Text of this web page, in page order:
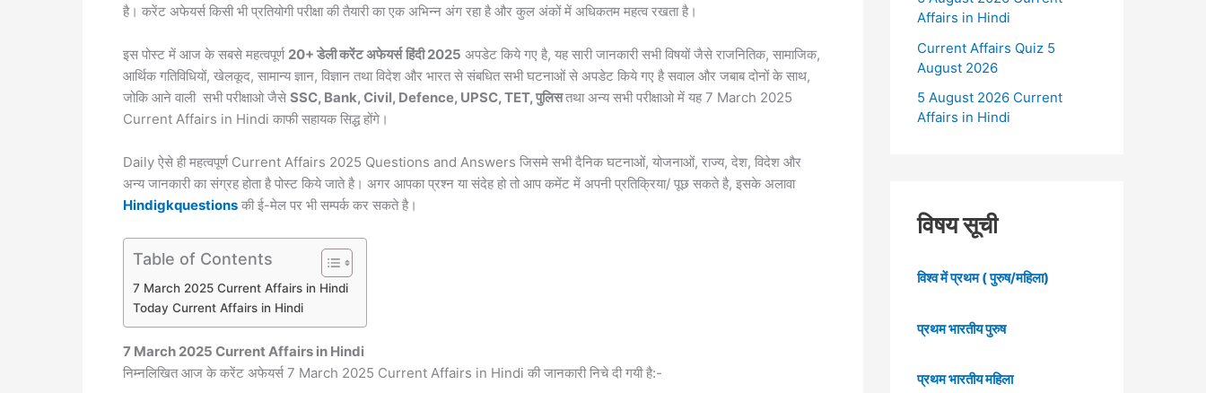
e
b
o
o
k
s
A
p
p
gr
a
m
s
n
g
er
y
Li
n
k
e
है। करेंट अफेयर्स किसी भी प्रतियोगी परीक्षा की तैयारी का एक अभिन्न अंग रहा है और कुल अंकों में अधिकतम महत्व रखता है।
इस पोस्ट में आज के सबसे महत्वपूर्ण 20+ डेली करेंट अफेयर्स हिंदी 2025 अपडेट किये गए है, यह सारी जानकारी सभी विषयों जैसे राजनितिक, सामाजिक,
आर्थिक गतिविधियों, खेलकूद, सामान्य ज्ञान, विज्ञान तथा विदेश और भारत से संबधित सभी घटनाओं से अपडेट किये गए है सवाल और जबाब दोनों के साथ,
जोकि आने वाली सभी परीक्षाओ जैसे SSC, Bank, Civil, Defence, UPSC, TET, पुलिसतथा अन्य सभी परीक्षाओ में यह 7 March 2025
Current Affairs in Hindi काफी सहायक सिद्ध होंगे।
Daily ऐसे ही महत्वपूर्ण Current Affairs 2025 Questions and Answers जिसमे सभी दैनिक घटनाओं, योजनाओं, राज्य, देश, विदेश और
अन्य जानकारी का संग्रह होता है पोस्ट किये जाते है। अगर आपका प्रश्न या संदेह हो तो आप कमेंट में अपनी प्रतिक्रिया/ पूछ सकते है, इसके अलावा
Hindigkquestions की ई-मेल पर भी सम्पर्क कर सकते है।
Table of Contents
7 March 2025 Current Affairs in Hindi
Today Current Affairs in Hindi
7 March 2025 Current Affairs in Hindi
निम्नलिखित आज के करेंट अफेयर्स 7 March 2025 Current Affairs in Hindi की जानकारी निचे दी गयी है:-
Affairs in Hindi
Current Affairs Quiz 5
August 2026
5 August 2026 Current
Affairs in Hindi
विषय सूची
विश्व में प्रथम ( पुरुष/महिला)
प्रथम भारतीय पुरुष
प्रथम भारतीय महिला